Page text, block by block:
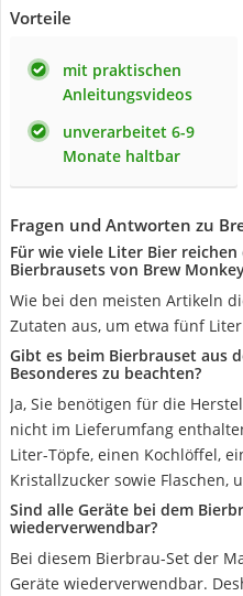
Vorteile
mit praktischen
Anleitungsvideos
unverarbeitet 6-9
Monate haltbar
Fragen und Antworten zu
Für wie viele Liter Bier
Bierbrausets von Brew
Wie bei den meisten Artikeln
Zutaten aus, um etwa fünf
Gibt es beim Bierbrauset aus
Besonderes zu beachten?
Ja, Sie benötigen für die
nicht im Lieferumfang
Liter-Töpfe, einen Kochlöffel,
Kristallzucker sowie Flaschen,
Sind alle Geräte bei dem
wiederverwendbar?
Bei diesem Bierbrau-Set der
Geräte wiederverwendbar.